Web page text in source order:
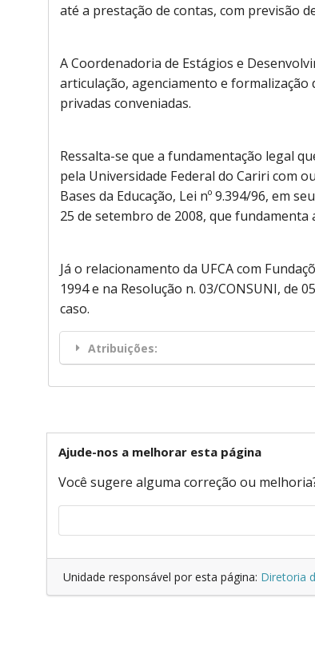
até a prestação de contas, com previsão
A Coordenadoria de Estágios e
articulação, agenciamento e
privadas conveniadas.
Ressalta-se que a fundamentação legal
pela Universidade Federal do Cariri com
Bases da Educação, Lei nº 9.394/96, em
25 de setembro de 2008, que
Já o relacionamento da UFCA com
1994 e na Resolução n. 03/CONSUNI, de
caso.
Atribuições:
Ajude-nos a melhorar esta página
Você sugere alguma correção ou
Unidade responsável por esta página: Diretoria